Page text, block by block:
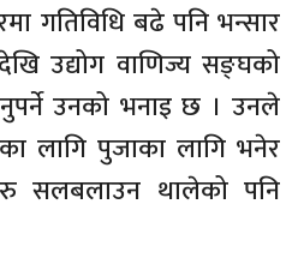
गतिविधि बढे पनि भन्सार
उद्योग वाणिज्य सङ्घको
उनको भनाइ छ । उनले
लागि पुजाका लागि भनेर
सलबलाउन थालेको पनि